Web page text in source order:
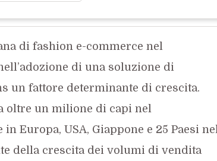
di fashion e-commerce nel
di una soluzione di
un fattore determinante di crescita.
oltre un milione di capi nel
Europa, USA, Giappone e 25 Paesi nel
della crescita dei volumi di vendita